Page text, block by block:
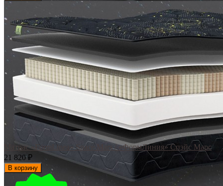
Матрас «FormLinea» Space Mars / «ФормЛиния» Спэйс Марс
21 820 ₽
В корзину